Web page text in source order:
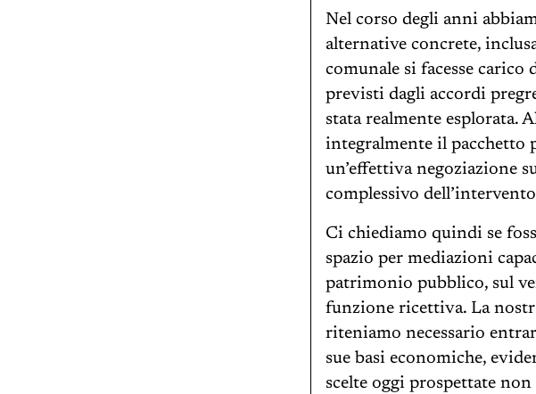
Nel corso degli anni
alternative concrete,
comunale si facesse
previsti dagli accordi
stata realmente esplorata.
integralmente il pacchetto
un’effettiva negoziazione
complessivo
Ci chiediamo quindi se
spazio per mediazioni
patrimonio pubblico, sul
funzione ricettiva. La
riteniamo necessario
sue basi economiche,
scelte oggi prospettate